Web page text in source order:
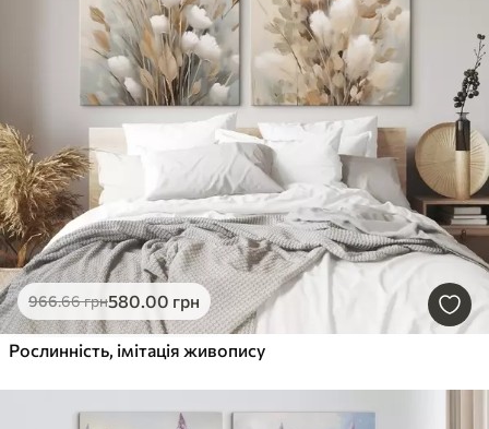
966.66грн580.00 грн
Рослинність, імітація живопису